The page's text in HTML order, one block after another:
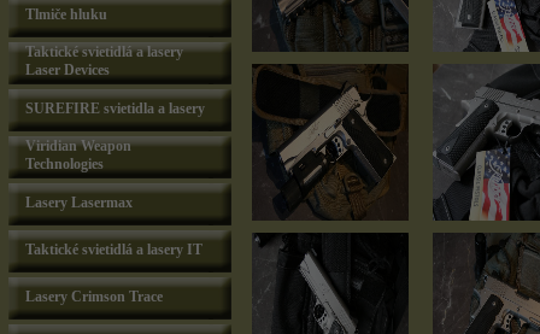
Tlmiče hluku
Taktické svietidlá a lasery
Laser Devices
SUREFIRE svietidla a lasery
Viridian Weapon
Technologies
Lasery Lasermax
Taktické svietidlá a lasery IT
Lasery Crimson Trace